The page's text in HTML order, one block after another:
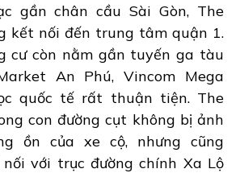
gần chân cầu Sài Gòn, The
kết nối đến trung tâm quận 1.
cư còn nằm gần tuyến ga tàu
An Phú, Vincom Mega
quốc tế rất thuận tiện. The
con đường cụt không bị ảnh
ồn của xe cộ, nhưng cũng
với trục đường chính Xa Lộ